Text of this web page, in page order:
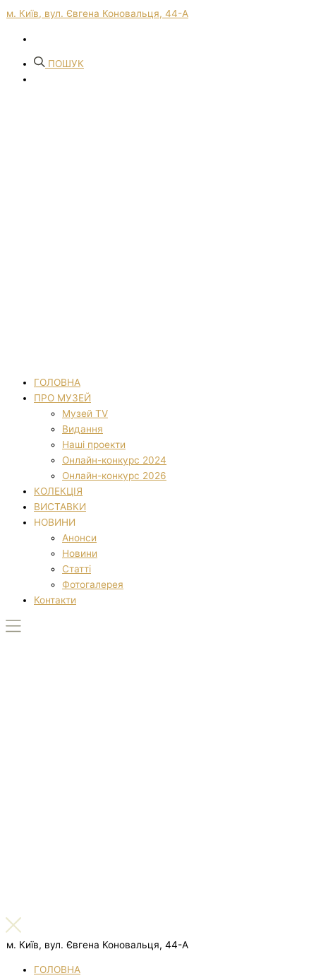
м. Київ, вул. Євгена Коновальця, 44-А
ПОШУК
ГОЛОВНА
ПРО МУЗЕЙ
Музей TV
Видання
Наші проекти
Онлайн-конкурс 2024
Онлайн-конкурс 2026
КОЛЕКЦІЯ
ВИСТАВКИ
НОВИНИ
Анонси
Новини
Статті
Фотогалерея
Контакти
м. Київ, вул. Євгена Коновальця, 44-А
ГОЛОВНА